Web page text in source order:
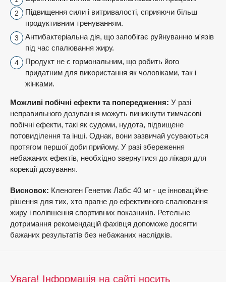
Підвищення сили і витривалості, сприяючи більш
продуктивним тренуванням.
Антибактеріальна дія, що запобігає руйнуванню м'язів
під час спалювання жиру.
Продукт не є гормональним, що робить його
придатним для використання як чоловіками, так і
жінками.
Можливі побічні ефекти та попередження: У разі
неправильного дозування можуть виникнути тимчасові
побічні ефекти, такі як судоми, нудота, підвищене
потовиділення та інші. Однак, вони зазвичай усуваються
протягом першої доби прийому. У разі збереження
небажаних ефектів, необхідно звернутися до лікаря для
корекції дозування.
Висновок: Кленоген Генетик Лабс 40 мг - це інноваційне
рішення для тих, хто прагне до ефективного спалювання
жиру і поліпшення спортивних показників. Ретельне
дотримання рекомендацій фахівця допоможе досягти
бажаних результатів без небажаних наслідків.
Увага! Інформація на сайті носить